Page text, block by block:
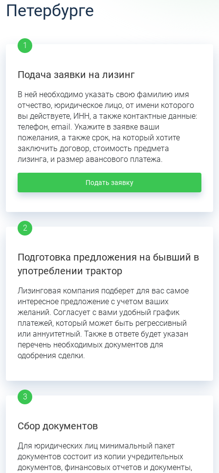
Петербурге
Подача заявки на лизинг
В ней необходимо указать свою фамилию имя
отчество, юридическое лицо, от имени которого
вы действуете, ИНН, а также контактные данные:
телефон, email. Укажите в заявке ваши
пожелания, а также срок, на который хотите
заключить договор, стоимость предмета
лизинга, и размер авансового платежа.
Подать заявку
Подготовка предложения на бывший в
употреблении трактор
Лизинговая компания подберет для вас самое
интересное предложение с учетом ваших
желаний. Согласует с вами удобный график
платежей, который может быть регрессивный
или аннуитетный. Также в ответе будет указан
перечень необходимых документов для
одобрения сделки.
Сбор документов
Для юридических лиц минимальный пакет
документов состоит из копии учредительных
документов, финансовых отчетов и документы,